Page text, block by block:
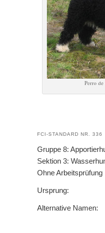
Perro
FCI-STANDARD NR. 336
Gruppe 8:
Sektion 3:
Ohne Arbeitsprüfung
Ursprung:
Alternative Namen: